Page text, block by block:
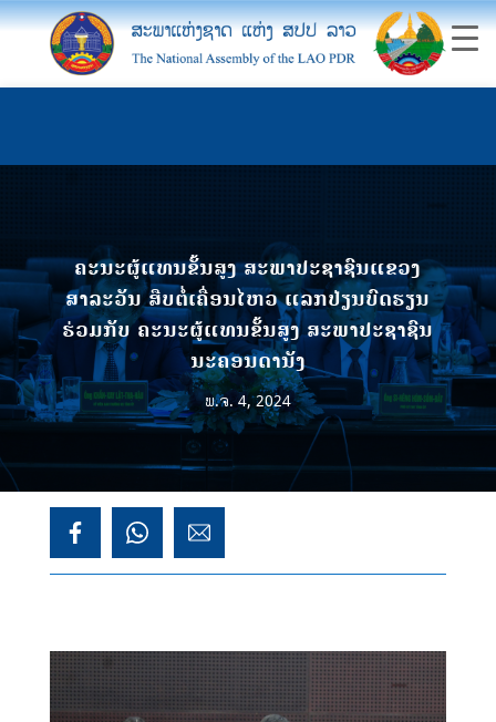
ຄະນະຜູ້ແທນຂັ້ນສູງ ສະພາປະຊາຊົນແຂວງ
ສາລະວັນ ສືບຕໍ່ເຄື່ອນໄຫວ ແລກປ່ຽນບົດຮຽນ
ຮ່ວມກັບ ຄະນະຜູ້ແທນຂັ້ນສູງ ສະພາປະຊາຊົນ
ນະຄອນດານັງ
ພ.ຈ. 4, 2024